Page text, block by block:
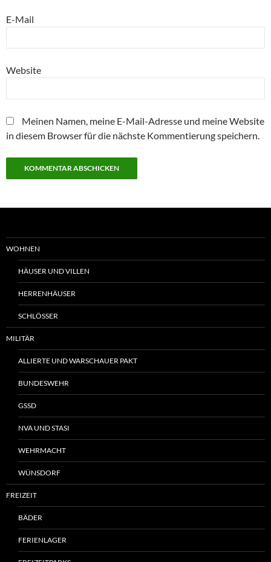
E-Mail
Website
Meinen Namen, meine E-Mail-Adresse und meine Website
in diesem Browser für die nächste Kommentierung speichern.
WOHNEN
HÄUSER UND VILLEN
HERRENHÄUSER
SCHLÖSSER
MILITÄR
ALLIERTE UND WARSCHAUER PAKT
BUNDESWEHR
GSSD
NVA UND STASI
WEHRMACHT
WÜNSDORF
FREIZEIT
BÄDER
FERIENLAGER